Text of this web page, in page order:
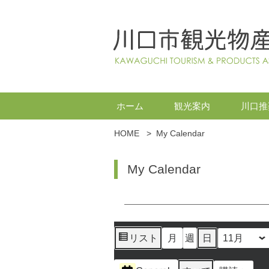
ホーム 観光案内 川口
HOME > My Calendar
My Calendar
リスト
示
月 週 日
月
日
年
イ